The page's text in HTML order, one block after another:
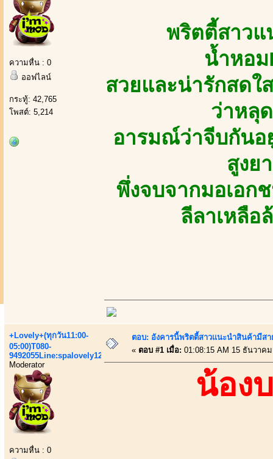
ความหื่น : 0
ออฟไลน์
กระทู้: 42,765
โพสต์: 5,214
พริตตี้สาวแ
น้ำหอ
สวยและน่ารักสด
ว่าหลุ
อารมณ์ว่าจีบกันอ
สูงย
พึ่งจบจากมอเอก
ลีลาเหลือ
+Lovely+(ทุกวัน11:00-
05:00)T080-
9492055Line:spalovely123
Moderator
ความหื่น : 0
ตอบ: อังคารนี้พริตตี้สาวแนะนำสินค้ามีส
« ตอบ #1 เมื่อ: 01:08:15 AM 15 ธันวาค
น้อง